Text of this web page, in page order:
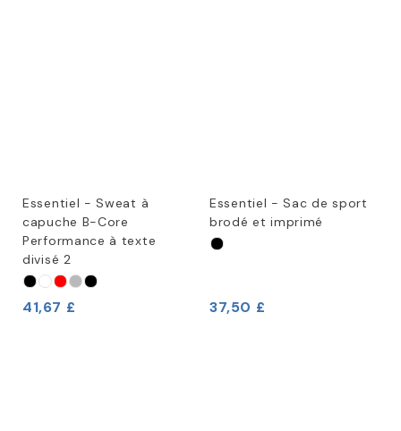
Essentiel - Sweat à
capuche B-Core
Performance à texte
divisé 2
41,67 £
Essentiel - Sac de sport
brodé et imprimé
37,50 £